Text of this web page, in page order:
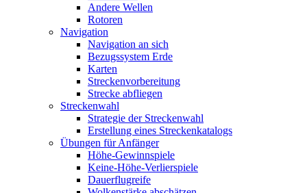
Andere Wellen
Rotoren
Navigation
Navigation an sich
Bezugssystem Erde
Karten
Streckenvorbereitung
Strecke abfliegen
Streckenwahl
Strategie der Streckenwahl
Erstellung eines Streckenkatalogs
Übungen für Anfänger
Höhe-Gewinnspiele
Keine-Höhe-Verlierspiele
Dauerflugreife